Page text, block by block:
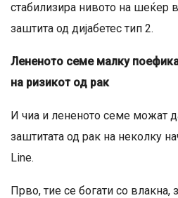
стабилизира нивото на шеќер
заштита од дијабетес тип 2.
Лененото семе малку
на ризикот од рак
И чиа и лененото семе можат
заштитата од рак на неколку
Line.
Прво, тие се богати со влакна,